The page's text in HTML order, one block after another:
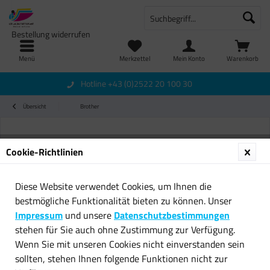
Menü Warenkorb
Merkzettel
Bestellung widerrufen
Mein Konto
Hotline +43 (0)2522 20 100 30
Übersicht Brother
Cookie-Richtlinien
Diese Website verwendet Cookies, um Ihnen die
bestmögliche Funktionalität bieten zu können. Unser
Impressum und unsere Datenschutzbestimmungen
stehen für Sie auch ohne Zustimmung zur Verfügung.
Wenn Sie mit unseren Cookies nicht einverstanden sein
sollten, stehen Ihnen folgende Funktionen nicht zur